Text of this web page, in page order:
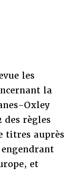
les
la
Oxley
des règles
titres auprès
et